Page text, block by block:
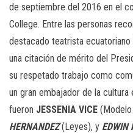
de septiembre del 2016 en el
College. Entre las personas
destacado teatrista ecuatoriano
una citación de mérito del
su respetado trabajo como
un gran embajador de la cultura
fueron JESSENIA VICE
HERNANDEZ(Leyes), y EDWIN